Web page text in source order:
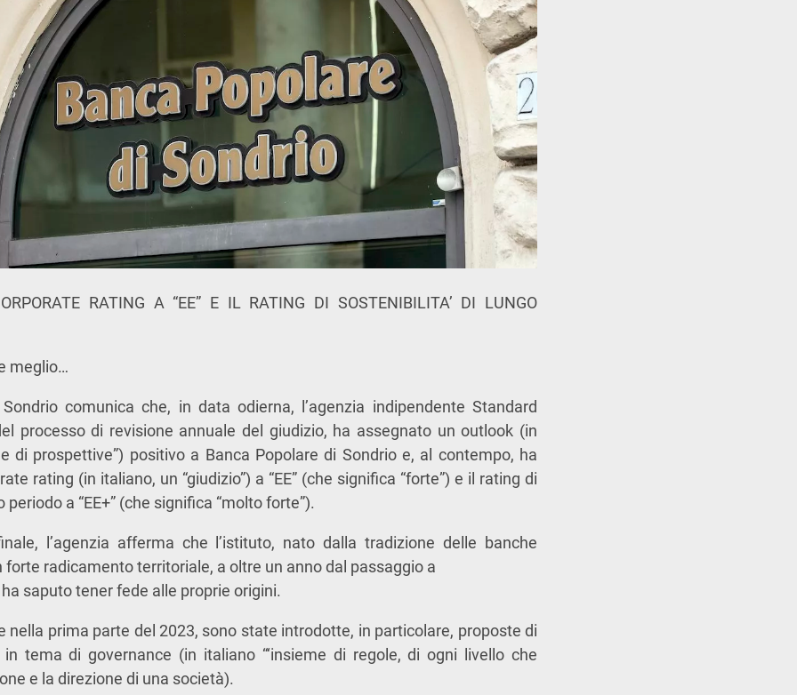
RATING A “EE” E IL RATING DI SOSTENIBILITA’ DI LUNGO
meglio…
comunica che, in data odierna, l’agenzia indipendente Standard
processo di revisione annuale del giudizio, ha assegnato un outlook (in
di prospettive”) positivo a Banca Popolare di Sondrio e, al contempo, ha
rating (in italiano, un “giudizio”) a “EE” (che significa “forte”) e il rating di
a “EE+” (che significa “molto forte”).
l’agenzia afferma che l’istituto, nato dalla tradizione delle banche
forte radicamento territoriale, a oltre un anno dal passaggio a
ha saputo tener fede alle proprie origini.
nella prima parte del 2023, sono state introdotte, in particolare, proposte di
tema di governance (in italiano “‘insieme di regole, di ogni livello che
e la direzione di una società).